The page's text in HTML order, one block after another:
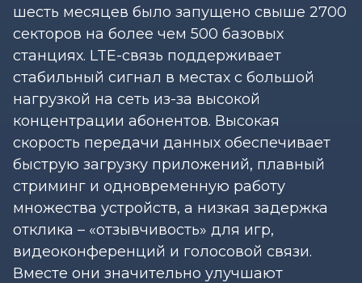
шесть месяцев было запущено свыше 2700
секторов на более чем 500 базовых
станциях. LTE-связь поддерживает
стабильный сигнал в местах с большой
нагрузкой на сеть из-за высокой
концентрации абонентов. Высокая
скорость передачи данных обеспечивает
быструю загрузку приложений, плавный
стриминг и одновременную работу
множества устройств, а низкая задержка
отклика – «отзывчивость» для игр,
видеоконференций и голосовой связи.
Вместе они значительно улучшают